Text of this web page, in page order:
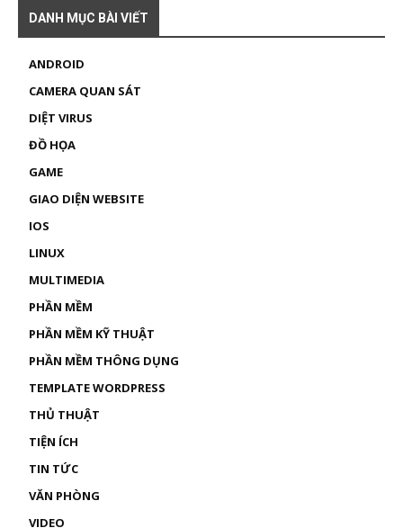
DANH MỤC BÀI VIẾT
ANDROID
CAMERA QUAN SÁT
DIỆT VIRUS
ĐỒ HỌA
GAME
GIAO DIỆN WEBSITE
IOS
LINUX
MULTIMEDIA
PHẦN MỀM
PHẦN MỀM KỸ THUẬT
PHẦN MỀM THÔNG DỤNG
TEMPLATE WORDPRESS
THỦ THUẬT
TIỆN ÍCH
TIN TỨC
VĂN PHÒNG
VIDEO